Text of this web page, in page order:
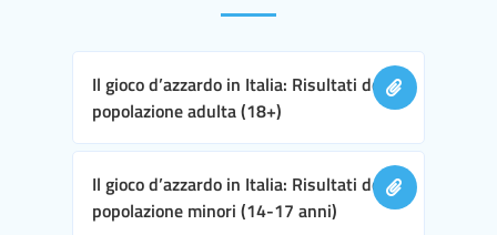
Il gioco d’azzardo in Italia: Risultati della
popolazione adulta (18+)
Il gioco d’azzardo in Italia: Risultati della
popolazione minori (14-17 anni)